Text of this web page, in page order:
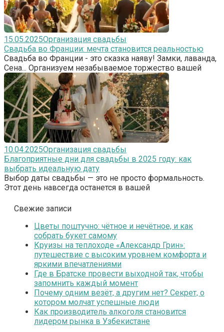
15.05.2025Организация свадьбы
Свадьба во Франции: мечта становится реальностью
Свадьба во Франции - это сказка наяву! Замки, лаванда,
Сена... Организуем незабываемое торжество вашей
10.04.2025Организация свадьбы
Благоприятные дни для свадьбы в 2025 году: как
выбрать идеальную дату
Выбор даты свадьбы — это не просто формальность.
Этот день навсегда останется в вашей
Свежие записи
Цветы поштучно: чётное и нечётное, и как
собрать букет самому
Круизы на теплоходе «Александр Грин»:
путешествие с высоким уровнем комфорта и
яркими впечатлениями
Где в Братске провести выходной так, чтобы
запомнить каждый момент
Почему одним везёт, а другим нет? Секрет, о
котором молчат успешные люди
Как производитель алкоголя становится
лидером рынка в Узбекистане